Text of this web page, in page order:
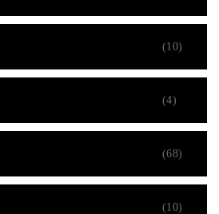
(10)
(4)
(68)
(10)